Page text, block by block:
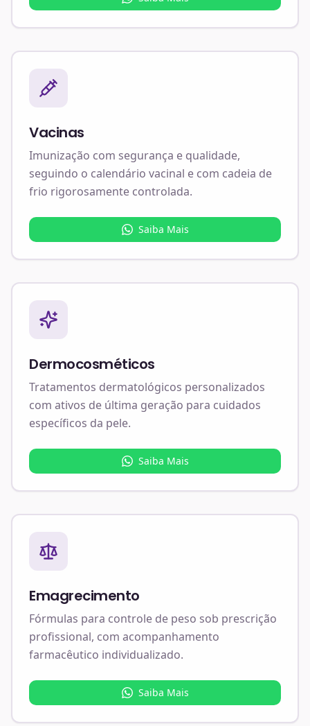
Vacinas
Imunização com segurança e qualidade,
seguindo o calendário vacinal e com cadeia de
frio rigorosamente controlada.
Saiba Mais
Dermocosméticos
Tratamentos dermatológicos personalizados
com ativos de última geração para cuidados
específicos da pele.
Saiba Mais
Emagrecimento
Fórmulas para controle de peso sob prescrição
profissional, com acompanhamento
farmacêutico individualizado.
Saiba Mais